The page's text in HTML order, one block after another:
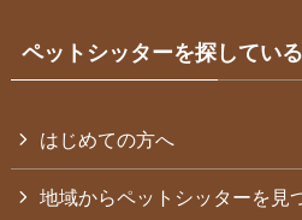
ペットシッターを探してい
はじめての方へ
地域からペットシッターを見